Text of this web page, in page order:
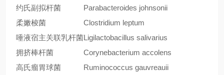
约氏副拟杆菌
Parabacteroides johnsonii
柔嫩梭菌
Clostridium leptum
唾液宿主关联乳杆菌Ligilactobacillus salivarius
拥挤棒杆菌
Corynebacterium accolens
高氏瘤胃球菌
Ruminococcus gauvreauii